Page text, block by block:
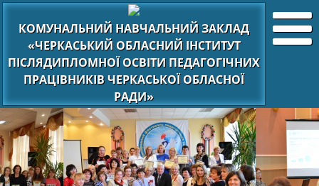
КОМУНАЛЬНИЙ НАВЧАЛЬНИЙ ЗАКЛАД
«ЧЕРКАСЬКИЙ ОБЛАСНИЙ ІНСТИТУТ
ПІСЛЯДИПЛОМНОЇ ОСВІТИ ПЕДАГОГІЧНИХ
ПРАЦІВНИКІВ ЧЕРКАСЬКОЇ ОБЛАСНОЇ
РАДИ»